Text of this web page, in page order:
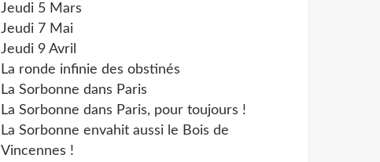
Jeudi 5 Mars
Jeudi 7 Mai
Jeudi 9 Avril
La ronde infinie des obstinés
La Sorbonne dans Paris
La Sorbonne dans Paris, pour toujours !
La Sorbonne envahit aussi le Bois de
Vincennes !